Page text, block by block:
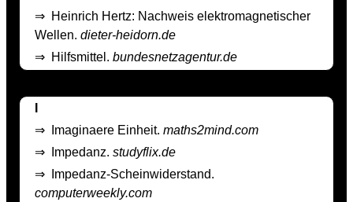
⇒ Heinrich Hertz: Nachweis elektromagnetischer
Wellen. dieter-heidorn.de
⇒ Hilfsmittel. bundesnetzagentur.de
⇒
Imaginaere Einheit. maths2mind.com
⇒
Impedanz. studyflix.de
⇒
Impedanz-Scheinwiderstand.
computerweekly.com